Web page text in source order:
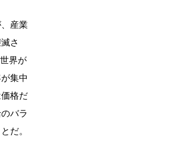
産業
さ
界が
集中
格だ
バラ
だ。